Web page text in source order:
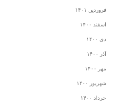
فروردین ۱۴۰۱
اسفند ۱۴۰۰
دی ۱۴۰۰
آذر ۱۴۰۰
مهر ۱۴۰۰
شهریور ۱۴۰۰
خرداد ۱۴۰۰